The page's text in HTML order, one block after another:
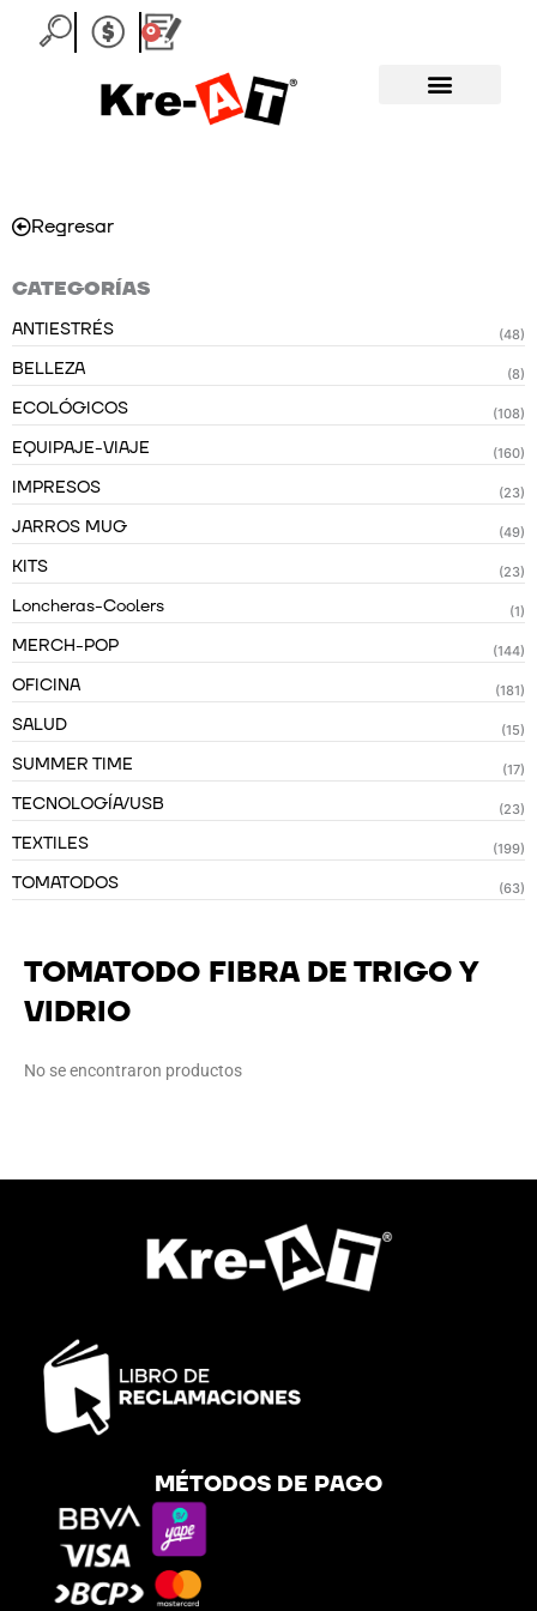
0
Carrito
Regresar
CATEGORÍAS
ANTIESTRÉS (48)
BELLEZA (8)
ECOLÓGICOS (108)
EQUIPAJE-VIAJE (160)
IMPRESOS (23)
JARROS MUG (49)
KITS (23)
Loncheras-Coolers (1)
MERCH-POP (144)
OFICINA (181)
SALUD (15)
SUMMER TIME (17)
TECNOLOGÍA/USB (23)
TEXTILES (199)
TOMATODOS (63)
TOMATODO FIBRA DE TRIGO Y
VIDRIO
No se encontraron productos
MÉTODOS DE PAGO